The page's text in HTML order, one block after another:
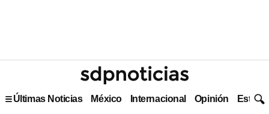
Últimas Noticias México Internacional Opinión Estilo